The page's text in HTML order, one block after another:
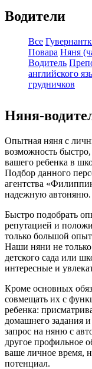
Водители
Все
Повара Няня
Водитель
английского
грудничков
Няня-
Опытная няня с
возможность
вашего ребенка в
Подбор данного
агентства
надежную автоняню.
Быстро подобрать
репутацией и
только большой
Наши няни не только
детского сада или
интересные и
Кроме основных
совмещать их с
ребенка:
домашнего задания
запрос на няню с
другое профильное
ваше личное время,
потенциал.